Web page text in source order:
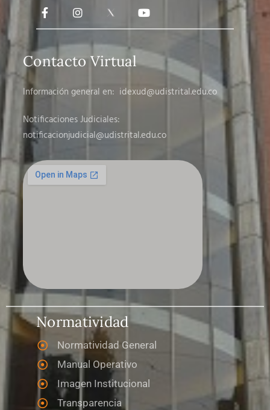
Contacto Virtual
Información general en: idexud@udistrital.edu.co
Notificaciones Judiciales:
notificacionjudicial@udistrital.edu.co
Normatividad
Normatividad General
Manual Operativo
Imagen Institucional
Transparencia